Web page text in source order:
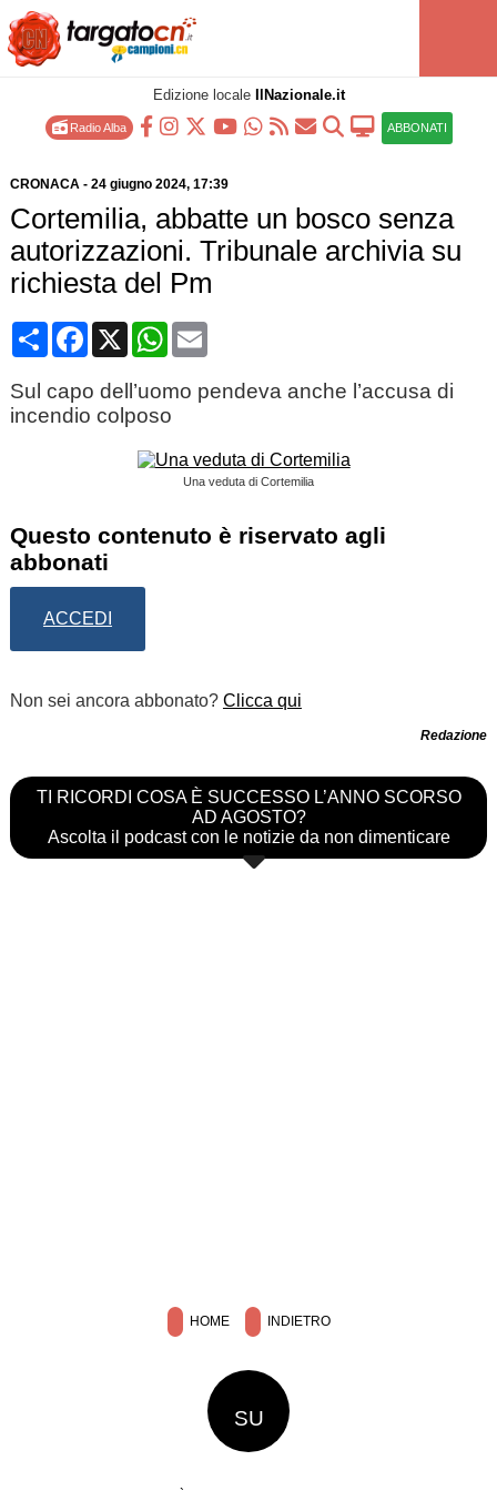
Edizione locale IlNazionale.it
Radio Alba ABBONATI
CRONACA- 24 giugno 2024, 17:39
Cortemilia, abbatte un bosco senza
autorizzazioni. Tribunale archivia su
richiesta del Pm
CondividiFacebook
X WhatsApp
Email
Sul capo dell’uomo pendeva anche l’accusa di
incendio colposo
Una veduta di Cortemilia
Questo contenuto è riservato agli
abbonati
ACCEDI
Non sei ancora abbonato? Clicca qui
Redazione
TI RICORDI COSA È SUCCESSO L’ANNO SCORSO
AD AGOSTO?
Ascolta il podcast con le notizie da non dimenticare
HOME INDIETRO
SU